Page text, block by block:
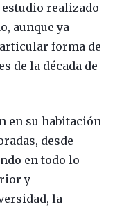
realizado
aunque ya
forma de
de la década de
en su habitación
desde
en todo lo
y
la